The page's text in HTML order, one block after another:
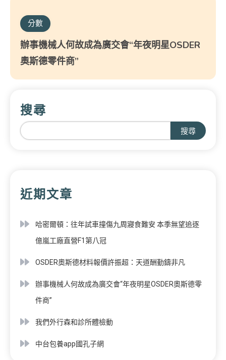
分數
辦事機械人何故成為廣交會“年夜明星OSDER
奧斯德零件商”
搜尋
搜尋
近期文章
哈密爾頓：往年試車撞傷九周寢食難安 本季無望追逐
億嵐工廠直營F1第八冠
OSDER奧斯德材料報價許振超：天道酬勤鑄非凡
辦事機械人何故成為廣交會“年夜明星OSDER奧斯德零
件商”
我們外行森和診所體檢動
中台包養app國孔子網